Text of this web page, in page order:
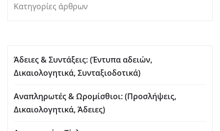
Κατηγορίες άρθρων
Άδειες & Συντάξεις: (Έντυπα αδειών,
Δικαιολογητικά, Συνταξιοδοτικά)
Αναπληρωτές & Ωρομίσθιοι: (Προσλήψεις,
Δικαιολογητικά, Άδειες)